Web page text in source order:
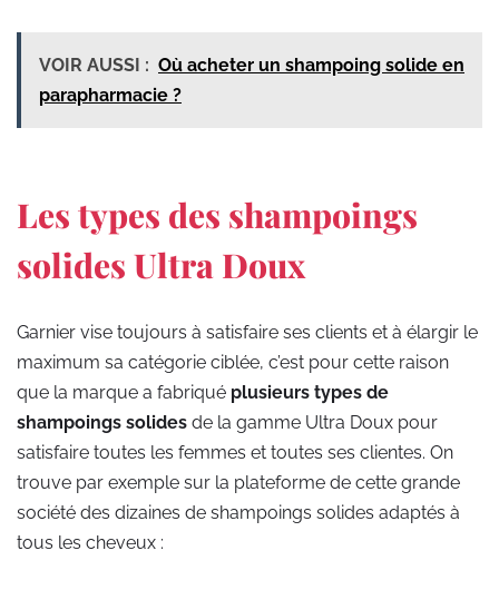
VOIR AUSSI : Où acheter un shampoing solide en
parapharmacie ?
Les types des shampoings
solides Ultra Doux
Garnier vise toujours à satisfaire ses clients et à élargir le
maximum sa catégorie ciblée, c’est pour cette raison
que la marque a fabriqué plusieurs types de
shampoings solides de la gamme Ultra Doux pour
satisfaire toutes les femmes et toutes ses clientes. On
trouve par exemple sur la plateforme de cette grande
société des dizaines de shampoings solides adaptés à
tous les cheveux :